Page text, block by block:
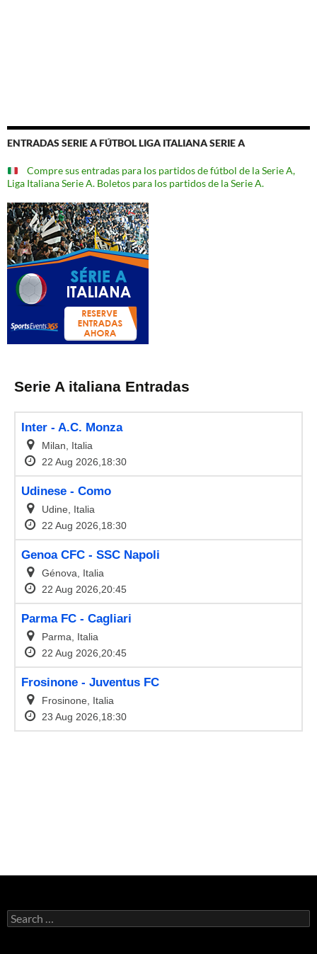
ENTRADAS SERIE A FÚTBOL LIGA ITALIANA SERIE A
Compre sus entradas para los partidos de fútbol de la Serie A,
Liga Italiana Serie A. Boletos para los partidos de la Serie A.
Search
for: